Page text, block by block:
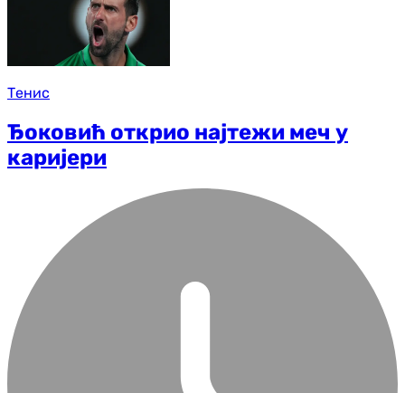
Тенис
Ђоковић открио најтежи меч у
каријери